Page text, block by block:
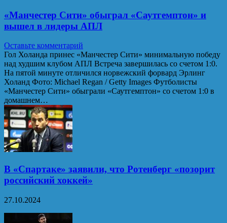
«Манчестер Сити» обыграл «Саутгемптон» и
вышел в лидеры АПЛ
Оставьте комментарий
Гол Холанда принес «Манчестер Сити» минимальную победу
над худшим клубом АПЛ Встреча завершилась со счетом 1:0.
На пятой минуте отличился норвежский форвард Эрлинг
Холанд Фото: Michael Regan / Getty Images Футболисты
«Манчестер Сити» обыграли «Саутгемптон» со счетом 1:0 в
домашнем…
В «Спартаке» заявили, что Ротенберг «позорит
российский хоккей»
27.10.2024